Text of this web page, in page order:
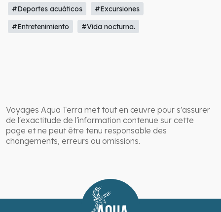
#Deportes acuáticos
#Excursiones
#Entretenimiento
#Vida nocturna.
Voyages Aqua Terra met tout en œuvre pour s'assurer
de l'exactitude de l'information contenue sur cette
page et ne peut être tenu responsable des
changements, erreurs ou omissions.